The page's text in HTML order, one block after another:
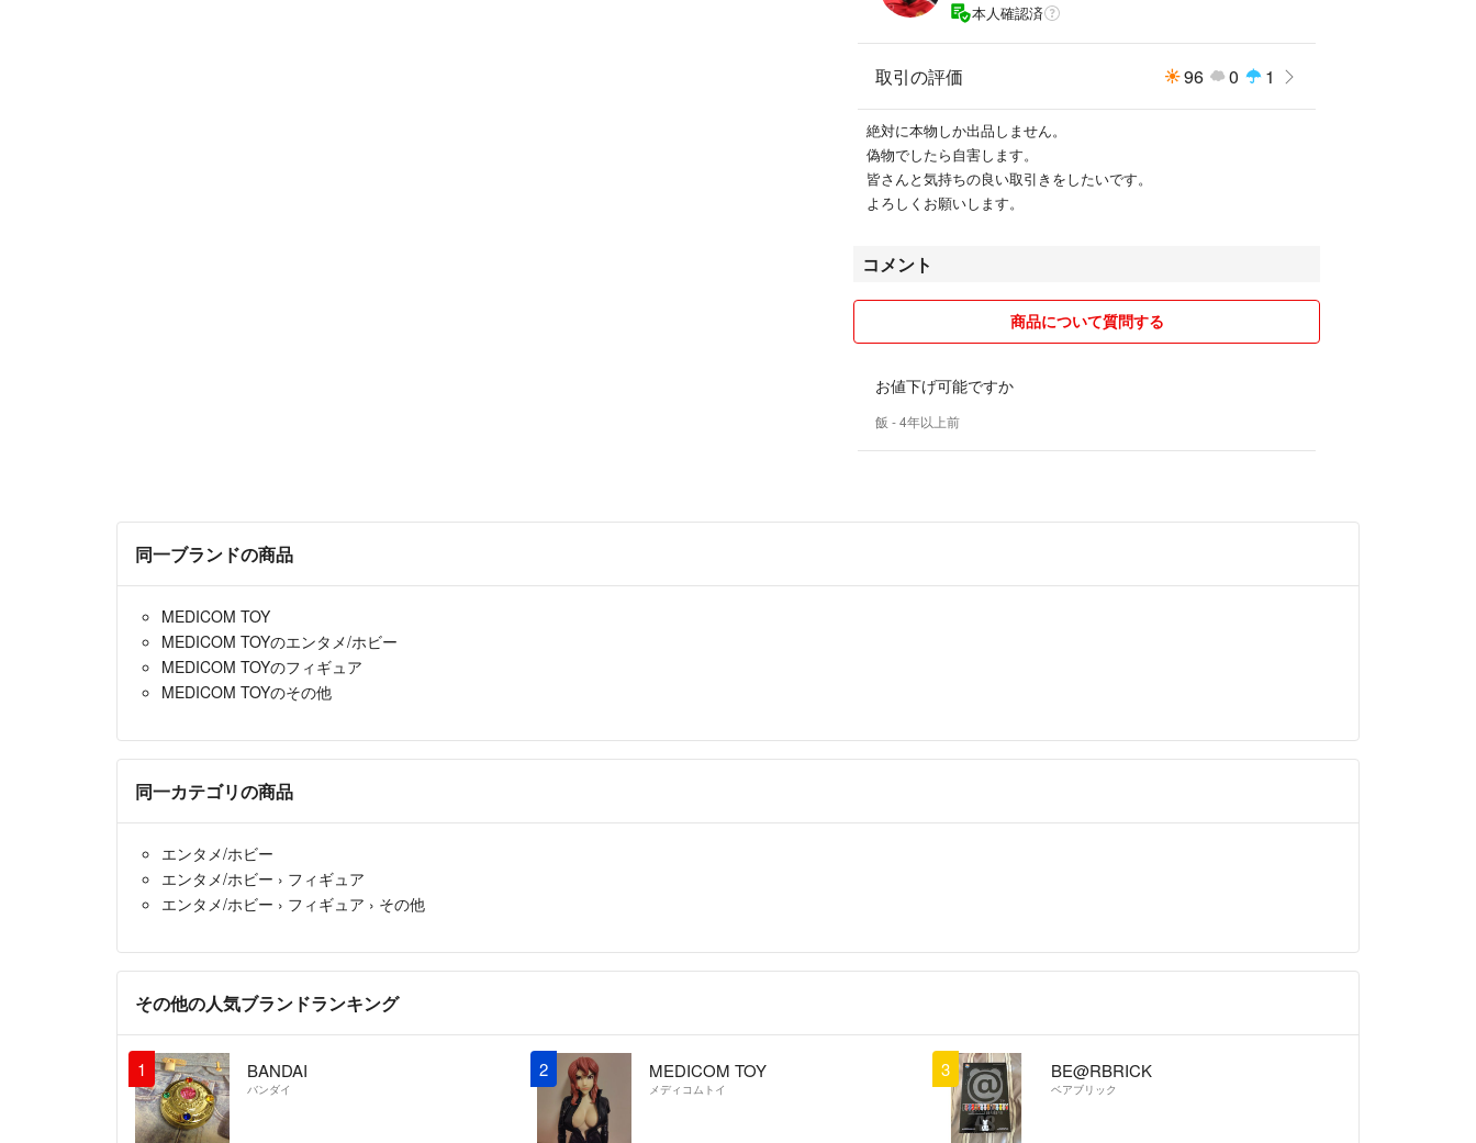
本人確認済
取引の評価 96 0 1
絶対に本物しか出品しません。
偽物でしたら自害します。
皆さんと気持ちの良い取引きをしたいです。
よろしくお願いします。
コメント
商品について質問する
お値下げ可能ですか
飯 - 4年以上前
同一ブランドの商品
MEDICOM TOY
MEDICOM TOYのエンタメ/ホビー
MEDICOM TOYのフィギュア
MEDICOM TOYのその他
同一カテゴリの商品
エンタメ/ホビー
エンタメ/ホビー › フィギュア
エンタメ/ホビー › フィギュア › その他
その他の人気ブランドランキング
1 BANDAI
バンダイ
2 MEDICOM TOY
メディコムトイ
3 BE@RBRICK
ベアブリック